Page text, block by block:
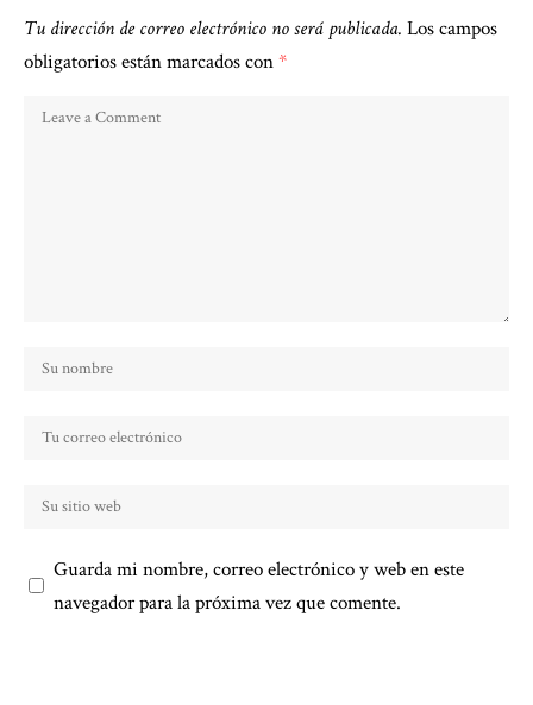
Tu dirección de correo electrónico no será publicada. Los campos
obligatorios están marcados con*
Guarda mi nombre, correo electrónico y web en este
navegador para la próxima vez que comente.